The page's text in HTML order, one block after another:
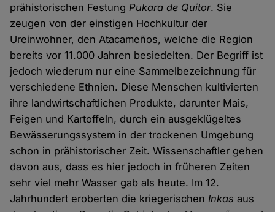
prähistorischen Festung Pukara de Quitor. Sie
zeugen von der einstigen Hochkultur der
Ureinwohner, den Atacameños, welche die Region
bereits vor 11.000 Jahren besiedelten. Der Begriff ist
jedoch wiederum nur eine Sammelbezeichnung für
verschiedene Ethnien. Diese Menschen kultivierten
ihre landwirtschaftlichen Produkte, darunter Mais,
Feigen und Kartoffeln, durch ein ausgeklügeltes
Bewässerungssystem in der trockenen Umgebung
schon in prähistorischer Zeit. Wissenschaftler gehen
davon aus, dass es hier jedoch in früheren Zeiten
sehr viel mehr Wasser gab als heute. Im 12.
Jahrhundert eroberten die kriegerischen Inkas aus